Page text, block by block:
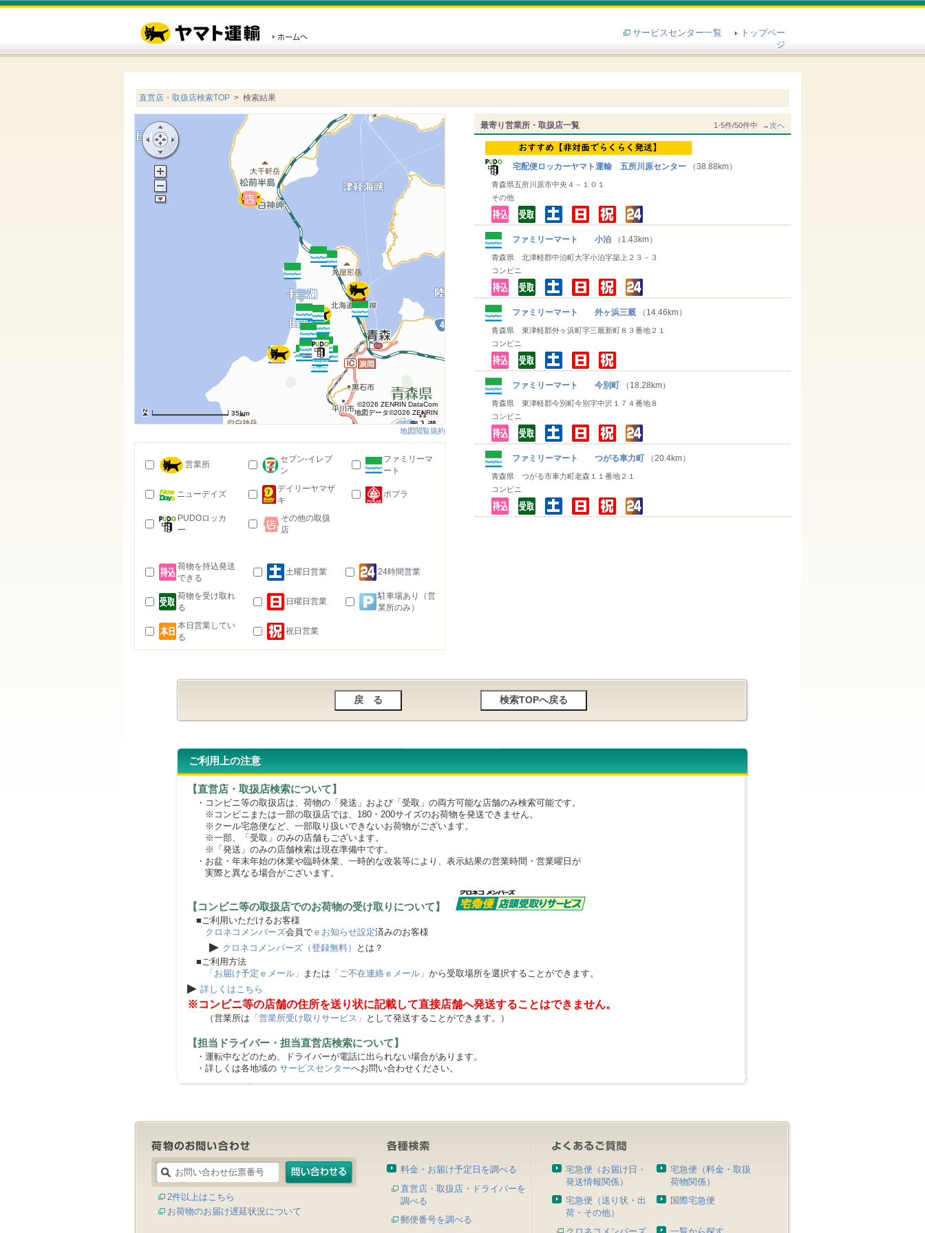
サービスセンター一覧
トップペー
ジ
直営店・取扱店検索TOP > 検索結果
最寄り営業所・取扱店一覧 1-5件/50件中 →次へ
宅配便ロッカーヤマト運輸 五所川原センター （38.88km）
青森県五所川原市中央４－１０１
その他
ファミリーマート 小泊 （1.43km）
青森県 北津軽郡中泊町大字小泊字築上２３－３
コンビニ
ファミリーマート 外ヶ浜三厩 （14.46km）
青森県 東津軽郡外ヶ浜町字三厩新町８３番地２１
コンビニ
ファミリーマート 今別町 （18.28km）
青森県 東津軽郡今別町今別字中沢１７４番地８
コンビニ
ファミリーマート つがる車力町 （20.4km）
青森県 つがる市車力町老森１１番地２１
コンビニ
35km
©2026 ZENRIN DataCom
地図データ©2026 ZENRIN
地図閲覧規約
営業所
セブン-イレブ
ン
ファミリーマ
ート
ニューデイズ
デイリーヤマザ
キ
ポプラ
PUDOロッカ
ー
その他の取扱
店
荷物を持込発送
できる
土曜日営業 24時間営業
荷物を受け取れ
る
日曜日営業
駐車場あり（営
業所のみ）
本日営業してい
る
祝日営業
ご利用上の注意
【直営店・取扱店検索について】
・コンビニ等の取扱店は、荷物の「発送」および「受取」の両方可能な店舗のみ検索可能です。
※コンビニまたは一部の取扱店では、180・200サイズのお荷物を発送できません。
※クール宅急便など、一部取り扱いできないお荷物がございます。
※一部、「受取」のみの店舗もございます。
※「発送」のみの店舗検索は現在準備中です。
・お盆・年末年始の休業や臨時休業、一時的な改装等により、表示結果の営業時間・営業曜日が
実際と異なる場合がございます。
【コンビニ等の取扱店でのお荷物の受け取りについて】
■ご利用いただけるお客様
クロネコメンバーズ会員で ｅお知らせ設定済みのお客様
▶ クロネコメンバーズ（登録無料）
とは？
■ご利用方法
「お届け予定ｅメール」 または 「ご不在連絡ｅメール」 から受取場所を選択することができます。
▶ 詳しくはこちら
※コンビニ等の店舗の住所を送り状に記載して直接店舗へ発送することはできません。
（営業所は 「営業所受け取りサービス」 として発送することができます。）
【担当ドライバー・担当直営店検索について】
・運転中などのため、ドライバーが電話に出られない場合があります。
・詳しくは各地域の サービスセンターへお問い合わせください。
2件以上はこちら
お荷物のお届け遅延状況について
料金・お届け予定日を調べる
直営店・取扱店・ドライバーを
調べる
郵便番号を調べる
宅急便（お届け日・
発送情報関係）
宅急便（料金・取扱
荷物関係）
宅急便（送り状・出
荷・その他）
国際宅急便